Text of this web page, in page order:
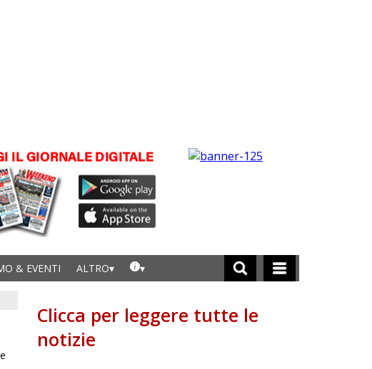
& EVENTI ALTRO
Clicca per leggere tutte le
notizie